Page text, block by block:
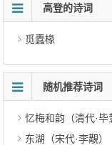
高登的诗词
觅蠹椽
随机推荐诗词
忆梅和韵（清代·毕
东湖（宋代·李覯）